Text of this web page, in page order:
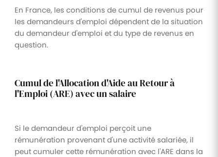
En France, les conditions de cumul de revenus pour
les demandeurs d'emploi dépendent de la situation
du demandeur d'emploi et du type de revenus en
question.
Cumul de l'Allocation d'Aide au Retour à
l'Emploi (ARE) avec un salaire
Si le demandeur d'emploi perçoit une
rémunération provenant d'une activité salariée, il
peut cumuler cette rémunération avec l'ARE dans la